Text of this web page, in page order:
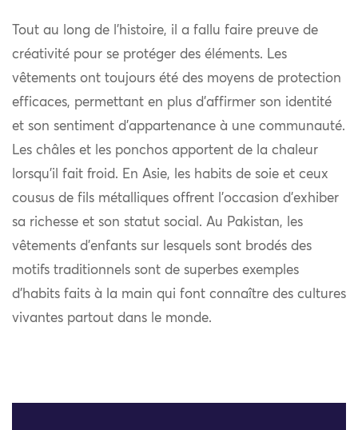
Tout au long de l’histoire, il a fallu faire preuve de
créativité pour se protéger des éléments. Les
vêtements ont toujours été des moyens de protection
efficaces, permettant en plus d’affirmer son identité
et son sentiment d’appartenance à une communauté.
Les châles et les ponchos apportent de la chaleur
lorsqu’il fait froid. En Asie, les habits de soie et ceux
cousus de fils métalliques offrent l’occasion d’exhiber
sa richesse et son statut social. Au Pakistan, les
vêtements d’enfants sur lesquels sont brodés des
motifs traditionnels sont de superbes exemples
d’habits faits à la main qui font connaître des cultures
vivantes partout dans le monde.